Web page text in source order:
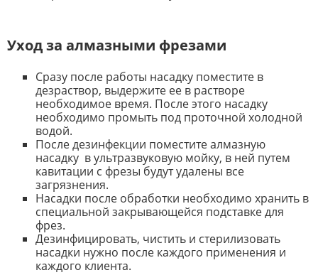
Уход за алмазными фрезами
Сразу после работы насадку поместите в
дезраствор, выдержите ее в растворе
необходимое время. После этого насадку
необходимо промыть под проточной холодной
водой.
После дезинфекции поместите алмазную
насадку в ультразвуковую мойку, в ней путем
кавитации с фрезы будут удалены все
загрязнения.
Насадки после обработки необходимо хранить в
специальной закрывающейся подставке для
фрез.
Дезинфицировать, чистить и стерилизовать
насадки нужно после каждого применения и
каждого клиента.